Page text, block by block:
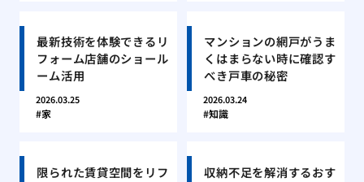
最新技術を体験できるリ
フォーム店舗のショール
ーム活用
2026.03.25
家
マンションの網戸がうま
くはまらない時に確認す
べき戸車の秘密
2026.03.24
知識
限られた賃貸空間をリフ
収納不足を解消するおす